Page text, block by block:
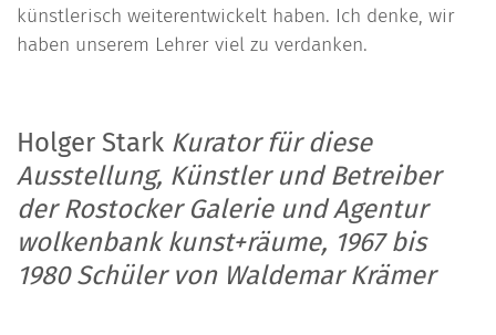
künstlerisch weiterentwickelt haben. Ich denke, wir
haben unserem Lehrer viel zu verdanken.
Holger Stark Kurator für diese
Ausstellung, Künstler und Betreiber
der Rostocker Galerie und Agentur
wolkenbank kunst+räume, 1967 bis
1980 Schüler von Waldemar Krämer